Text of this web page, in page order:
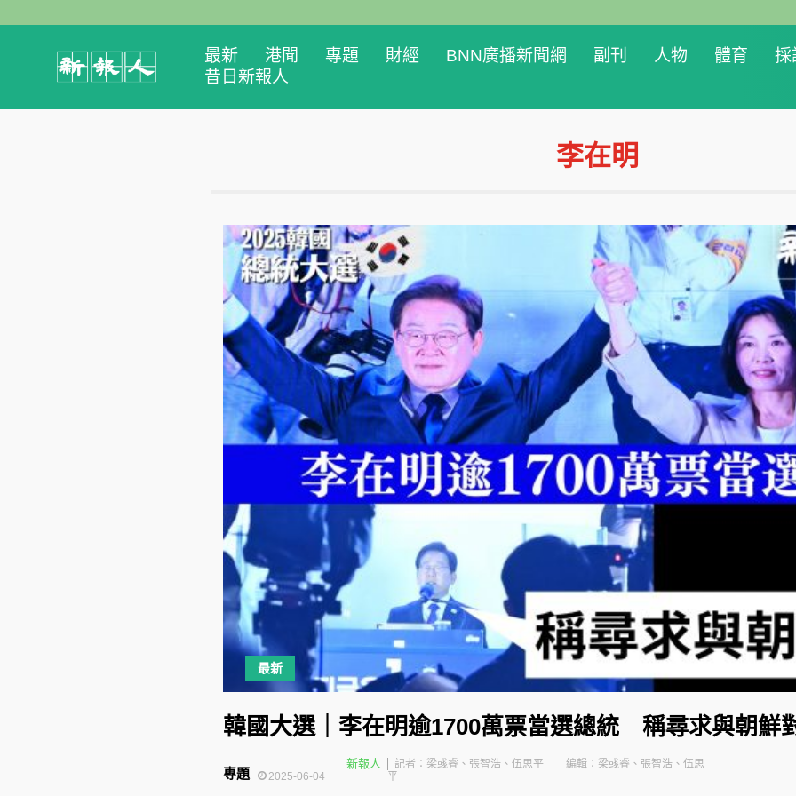
最新 港聞 專題 財經 BNN廣播新聞網 副刊 人物 體育
採
昔日新報人
李在明
最新
韓國大選｜李在明逾1700萬票當選總統 稱尋求與朝鮮
2025-06-04
專題
新報人 記者：梁彧睿、張智浩、伍思平
編輯：梁彧睿、張智浩、伍思
平